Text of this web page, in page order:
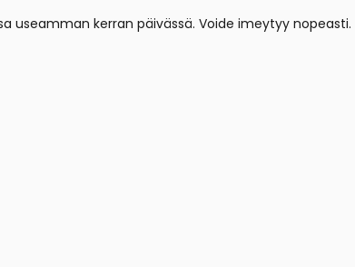
useamman kerran päivässä. Voide imeytyy nopeasti.